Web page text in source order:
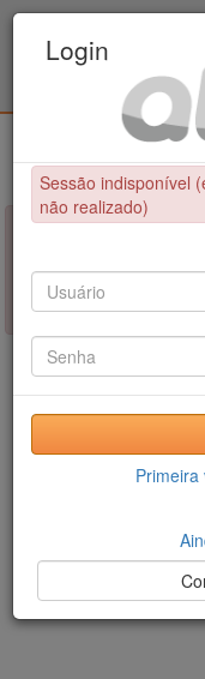
Metalúrgica e de
NÃO FOI POSSÍVEL
Sessão indisponível
realizado)
Login
Sessão indisponível
não realizado)
Primeira